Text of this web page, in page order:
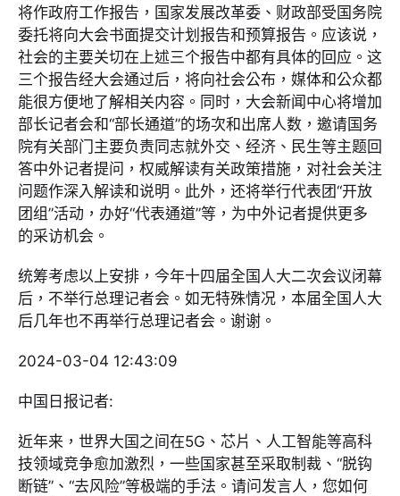
将作政府工作报告，国家发展改革委、财政部受国务院
委托将向大会书面提交计划报告和预算报告。应该说，
社会的主要关切在上述三个报告中都有具体的回应。这
三个报告经大会通过后，将向社会公布，媒体和公众都
能很方便地了解相关内容。同时，大会新闻中心将增加
部长记者会和“部长通道”的场次和出席人数，邀请国务
院有关部门主要负责同志就外交、经济、民生等主题回
答中外记者提问，权威解读有关政策措施，对社会关注
问题作深入解读和说明。此外，还将举行代表团“开放
团组”活动，办好“代表通道”等，为中外记者提供更多
的采访机会。
统筹考虑以上安排，今年十四届全国人大二次会议闭幕
后，不举行总理记者会。如无特殊情况，本届全国人大
后几年也不再举行总理记者会。谢谢。
2024-03-04 12:43:09
中国日报记者:
近年来，世界大国之间在5G、芯片、人工智能等高科
技领域竞争愈加激烈，一些国家甚至采取制裁、“脱钩
断链”、“去风险”等极端的手法。请问发言人，您如何